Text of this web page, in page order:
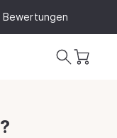
Bewertungen
Warenkorb